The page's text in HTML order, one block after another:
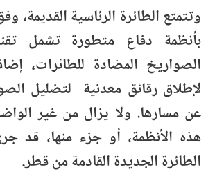
وتتمتع الطائرة الرئاسية القديمة،
بأنظمة دفاع متطورة تشمل
الصواريخ المضادة للطائرات،
لإطلاق رقائق معدنية لتضليل
عن مسارها. ولا يزال من غير
هذه الأنظمة، أو جزء منها، قد
الطائرة الجديدة القادمة من قطر.